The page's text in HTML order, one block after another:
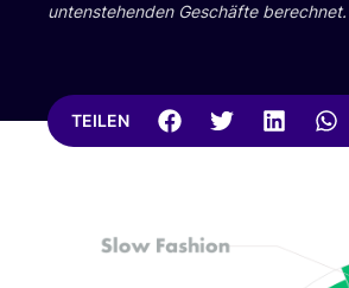
unten­ste­hen­den Geschäf­te berechnet.
TEILEN